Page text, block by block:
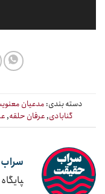
دسته بندی: مدعیان
گنابادی,عرفان حلقه,